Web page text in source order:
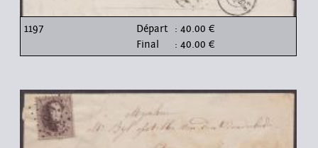
1197 Départ : 40.00 €
Final
: 40.00 €